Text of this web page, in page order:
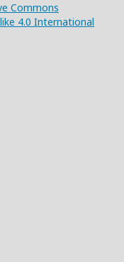
Commons
4.0 International